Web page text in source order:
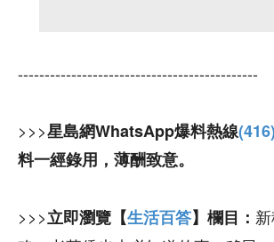
---------------------------------------------
>>>星島網WhatsApp爆料熱線
料一經錄用，薄酬致意。
>>>立即瀏覽【生活百答】欄目：